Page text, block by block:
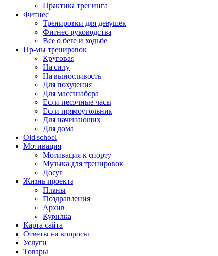
Практика тренинга
Фитнес
Тренировки для девушек
Фитнес-руководства
Все о беге и ходьбе
Пр-мы тренировок
Круговая
На силу
На выносливость
Для похудения
Для массанабора
Если песочные часы
Если прямоугольник
Для начинающих
Для дома
Old school
Мотивация
Мотивация к спорту
Музыка для тренировок
Досуг
Жизнь проекта
Планы
Поздравления
Архив
Курилка
Карта сайта
Ответы на вопросы
Услуги
Товары